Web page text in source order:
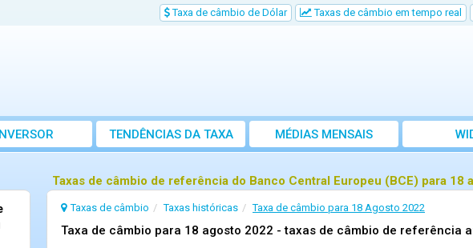
Taxa de câmbio de Dólar Taxas de câmbio em tempo real
TENDÊNCIAS DA TAXA MÉDIAS MENSAIS
Taxas de câmbio de referência do Banco Central Europeu (BCE) para 18
Taxas de câmbio Taxas históricas Taxa de câmbio para 18 Agosto 2022
Taxa de câmbio para 18 agosto 2022 - taxas de câmbio de referência